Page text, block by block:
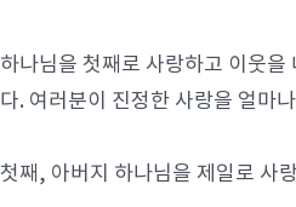
하나님을 첫째로 사랑하고 이웃
다. 여러분이 진정한 사랑을 얼마
첫째, 아버지 하나님을 제일로 사